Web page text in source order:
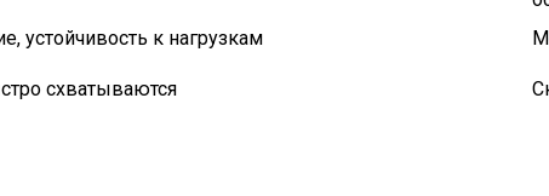
устойчивость к нагрузкам
схватываются